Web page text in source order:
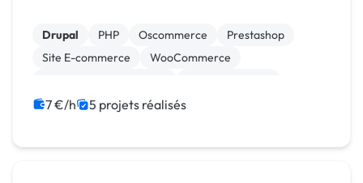
Drupal PHP Oscommerce
Prestashop
Site E-commerce
WooCommerce
Installation de Script
Integration HTML
7 €/h 5 projets réalisés